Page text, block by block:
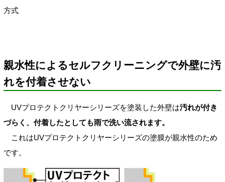
方式
親水性によるセルフクリーニングで外壁に汚
れを付着させない
UVプロテクトクリヤーシリーズを塗装した外壁は汚れが付き
づらく、付着したとしても雨で洗い流されます。
これはUVプロテクトクリヤーシリーズの塗膜が親水性のため
です。